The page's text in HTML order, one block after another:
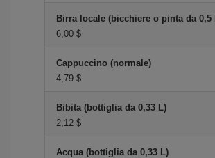
Birra locale (bicchiere o pinta da 0,5
6,00 $
Cappuccino (normale)
4,79 $
Bibita (bottiglia da 0,33 L)
2,12 $
Acqua (bottiglia da 0,33 L)